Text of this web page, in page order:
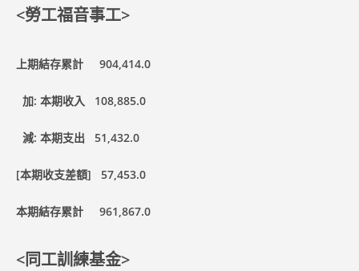
<勞工福音事工>
上期結存累計 904,414.0
加: 本期收入 108,885.0
減: 本期支出 51,432.0
[本期收支差額] 57,453.0
本期結存累計 961,867.0
<同工訓練基金>